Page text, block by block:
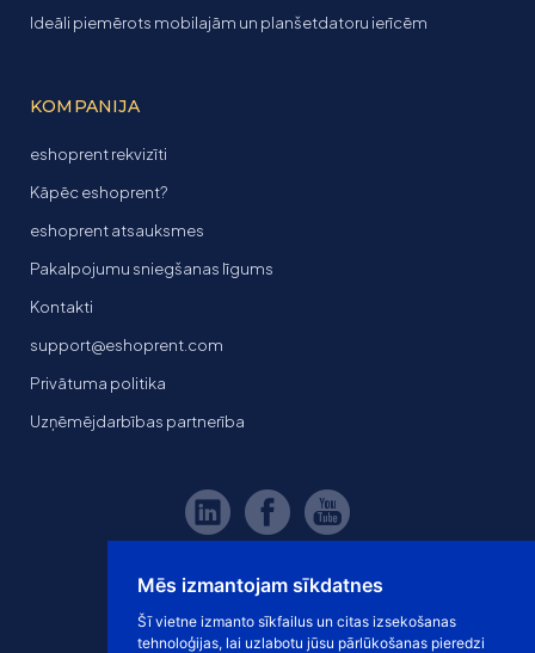
Mēs izmantojam sīkdatnes
Šī vietne izmanto sīkfailus un citas izsekošanas
tehnoloģijas, lai uzlabotu jūsu pārlūkošanas pieredzi
Ideāli piemērots mobilajām un planšetdatoru ierīcēm
KOMPANIJA
eshoprent rekvizīti
Kāpēc eshoprent?
eshoprent atsauksmes
Pakalpojumu sniegšanas līgums
Kontakti
support@eshoprent.com
Privātuma politika
Uzņēmējdarbības partnerība